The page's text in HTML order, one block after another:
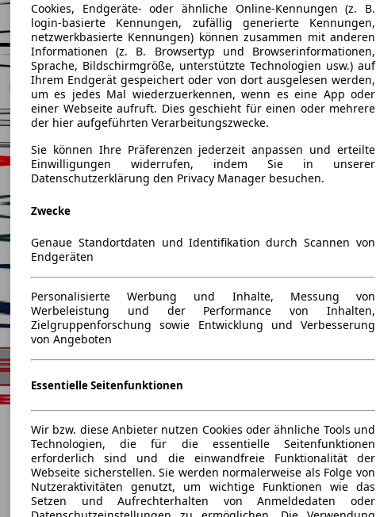
Cookies, Endgeräte- oder ähnliche Online-Kennungen (z. B.
login-basierte Kennungen, zufällig generierte Kennungen,
netzwerkbasierte Kennungen) können zusammen mit anderen
Informationen (z. B. Browsertyp und Browserinformationen,
Sprache, Bildschirmgröße, unterstützte Technologien usw.) auf
Ihrem Endgerät gespeichert oder von dort ausgelesen werden,
um es jedes Mal wiederzuerkennen, wenn es eine App oder
einer Webseite aufruft. Dies geschieht für einen oder mehrere
der hier aufgeführten Verarbeitungszwecke.
Sie können Ihre Präferenzen jederzeit anpassen und erteilte
Einwilligungen widerrufen, indem Sie in unserer
Datenschutzerklärung den Privacy Manager besuchen.
Zwecke
Genaue Standortdaten und Identifikation durch Scannen von
Endgeräten
Personalisierte Werbung und Inhalte, Messung von
Werbeleistung und der Performance von Inhalten,
Zielgruppenforschung sowie Entwicklung und Verbesserung
von Angeboten
Essentielle Seitenfunktionen
Wir bzw. diese Anbieter nutzen Cookies oder ähnliche Tools und
Technologien, die für die essentielle Seitenfunktionen
erforderlich sind und die einwandfreie Funktionalität der
Webseite sicherstellen. Sie werden normalerweise als Folge von
Nutzeraktivitäten genutzt, um wichtige Funktionen wie das
Setzen und Aufrechterhalten von Anmeldedaten oder